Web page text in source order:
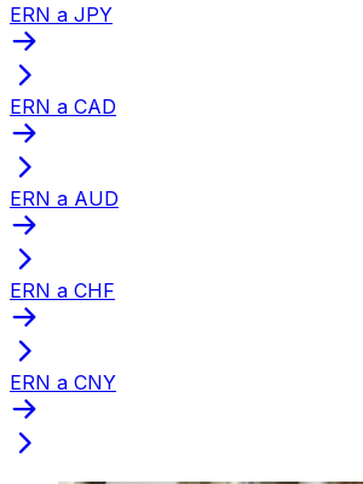
ERN a JPY
ERN a CAD
ERN a AUD
ERN a CHF
ERN a CNY